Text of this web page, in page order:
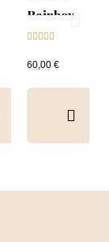
Rainbow
Tips &
nuancier

60,00 €